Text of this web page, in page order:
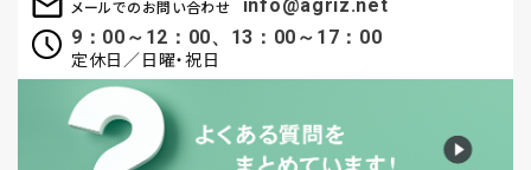
メールでのお問い合わせ
info@agriz.net
9：00～12：00、13：00～17：00
定休日／日曜・祝日